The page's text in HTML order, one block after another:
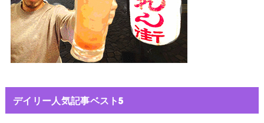
デイリー人気記事ベスト5